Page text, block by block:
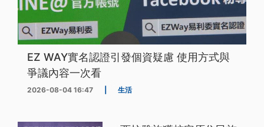
EZ WAY實名認證引發個資疑慮 使用方式與
爭議內容一次看
2026-08-04 16:47 生活